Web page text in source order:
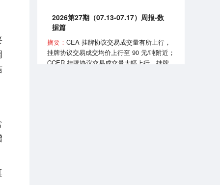
元/吨附近浮动； BEA 线上成交均价 102-105
元/吨区间波动。 7月24日，国家能源局正式
发布全国性权威中国绿证价格指数；7月27
日，生态环境部发布《全国碳排放权交易市场
2025、2026 年度发电行业以及 2026 年度钢
铁、水泥、铝冶炼行业配额总量和分配方案
2026第27期（07.13-07.17）周报-数
据篇
摘要： CEA 挂牌协议交易成交量有所上行，
挂牌协议交易成交均价上行至 90 元/吨附近；
CCER 挂牌协议交易成交量大幅上行，挂牌